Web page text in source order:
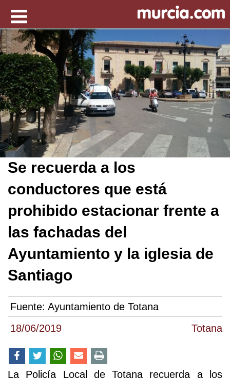
18/06/2019 Totana
Se recuerda a los
conductores que está
prohibido estacionar frente a
las fachadas del
Ayuntamiento y la iglesia de
Santiago
Fuente: Ayuntamiento de Totana
La Policía Local de Totana recuerda a los